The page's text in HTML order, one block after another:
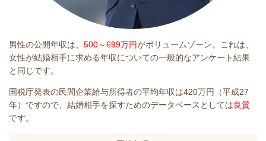
男性の公開年収は、 500～699万円がボリュームゾーン。これは、
女性が結婚相手に求める年収についての一般的なアンケート結果
と同じです。
国税庁発表の民間企業給与所得者の平均年収は420万円（平成27
年）ですので、結婚相手を探すためのデータベースとしては良質
です。